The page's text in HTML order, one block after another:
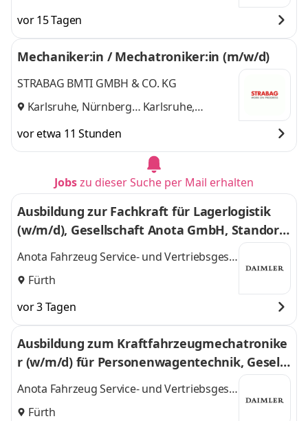
Hamburg,
Leinfelden-
Echterdingen,
München,
Nürnberg,
Echterdingen,
München, Nürnberg
und 5 weitere
vor 15 Tagen
Mechaniker:in / Mechatroniker:in (m/w/d)
STRABAG BMTI GMBH & CO. KG
Karlsruhe, Nürnberg
Karlsruhe,
vor etwa 11 Stunden
Jobszu dieser Suche per Mail erhalten
Ausbildung zur Fachkraft für Lagerlogistik
(w/m/d), Gesellschaft Anota GmbH, Standort
Fürth, Ausbildungsbeginn 01.09.2027
Anota Fahrzeug Service- und Vertriebsges.
mbHFürth
vor 3 Tagen
Ausbildung zum Kraftfahrzeugmechatronike
r (w/m/d) für Personenwagentechnik, Gesells
chaft Anota GmbH, Standort Fürth, Ausbildu
ngsbeginn 01.09.2027
Anota Fahrzeug Service- und Vertriebsges.
mbHFürth